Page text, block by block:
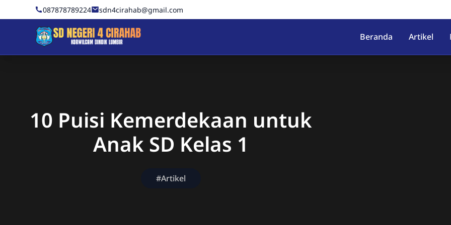
Skip to Content087878789224 sdn4cirahab@gmail.com
Sekolah Dasar Negeri 4 Cirahab, Kec. Lumbir, Kab.
Beranda Artikel
10 Puisi Kemerdekaan untuk
Anak SD Kelas 1
#Artikel